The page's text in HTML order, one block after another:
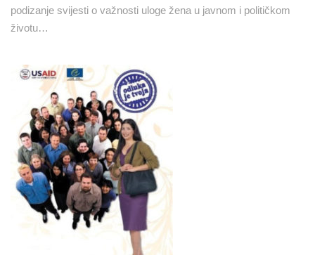
podizanje svijesti o važnosti uloge žena u javnom i političkom
životu…